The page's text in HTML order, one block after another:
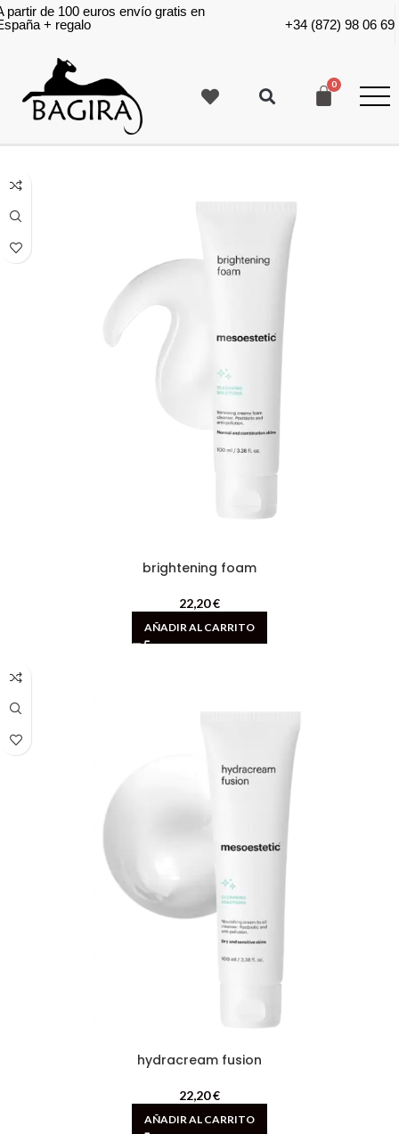
partir de 100 euros envío gratis en
+ regalo
+34 (872) 98 06 69
brightening foam
22,20€
AÑADIR AL CARRITO
hydracream fusion
22,20€
AÑADIR AL CARRITO